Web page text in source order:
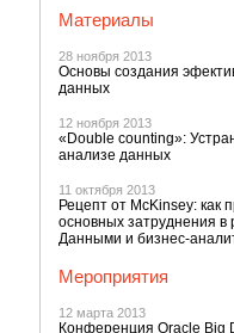
Материалы
28 ноября 2013
Основы создания
данных
12 ноября 2013
«Double counting»:
анализе данных
11 октября 2013
Рецепт от McKinsey: как
основных затруднения
Данными и бизнес-
Мероприятия
12 марта 2013
Конференция Oracle Big